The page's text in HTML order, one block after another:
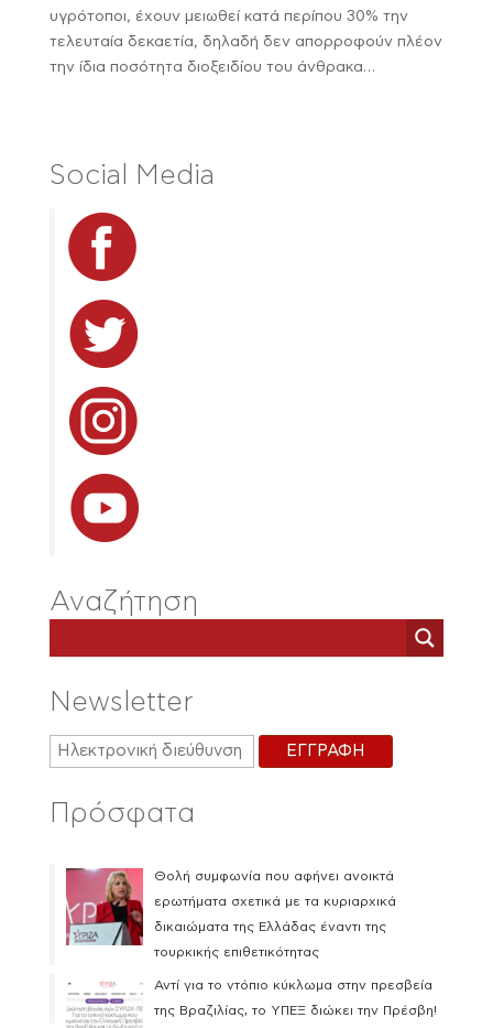
υγρότοποι, έχουν μειωθεί κατά περίπου 30% την
τελευταία δεκαετία, δηλαδή δεν απορροφούν πλέον
την ίδια ποσότητα διοξειδίου του άνθρακα…
Social Media
Αναζήτηση
Newsletter
Πρόσφατα
Θολή συμφωνία που αφήνει ανοικτά
ερωτήματα σχετικά με τα κυριαρχικά
δικαιώματα της Ελλάδας έναντι της
τουρκικής επιθετικότητας
Αντί για το ντόπιο κύκλωμα στην πρεσβεία
της Βραζιλίας, το ΥΠΕΞ διώκει την Πρέσβη!